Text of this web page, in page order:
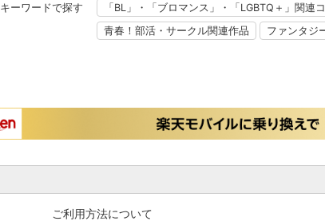
キーワードで探す 「BL」・「ブロマンス」・「LGBTQ＋」関連
青春！部活・サークル関連作品
ファンタジ
ご利用方法について